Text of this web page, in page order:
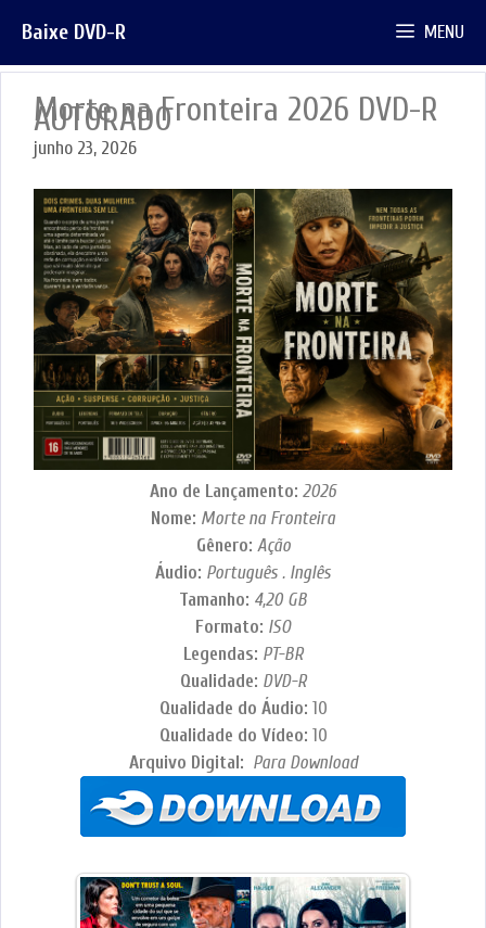
para
o
conteúdo
Baixe DVD-R MENU
Morte na Fronteira 2026 DVD-R
AUTORADO
junho 23, 2026
Ano de Lançamento: 2026
Nome: Morte na Fronteira
Gênero: Ação
Áudio: Português . Inglês
Tamanho: 4,20 GB
Formato: ISO
Legendas: PT-BR
Qualidade: DVD-R
Qualidade do Áudio: 10
Qualidade do Vídeo: 10
Arquivo Digital: Para Download